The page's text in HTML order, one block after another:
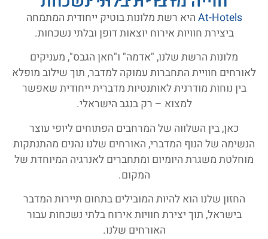
At-Hotels היא רשת מלונות בוטיק ייחודית המתמחה
ביצירת חוויות אירוח יוצאות דופן ובלתי נשכחות.
מלונות הרשת שלנו, "אדמה" ו"חאן הגבס", מעניקים
לאורחים חוויית התחברות עמוקה למדבר, תוך שילוב מופלא
בין נוחות מודרנית לאותנטיות מדברית ייחודית שאפשר
למצוא – רק בנגב הישראלי.
כאן, בין השלווה של המרחבים הפתוחים ליופי עוצר
הנשימה של הנוף המדברי, האורחים שלנו נהנים מהתנתקות
מוחלטת משגרת היומיום ומתחברים לאנרגיה המיוחדת של
המקום.
החזון שלנו הוא להיות המובילים בתחום תיירות המדבר
בישראל, תוך יצירת חוויות אירוח בלתי נשכחות עבור
האורחים שלנו.